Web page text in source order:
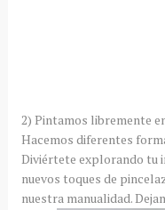
2) Pintamos libremente
Hacemos diferentes
Diviértete explorando tu
nuevos toques de
nuestra manualidad.